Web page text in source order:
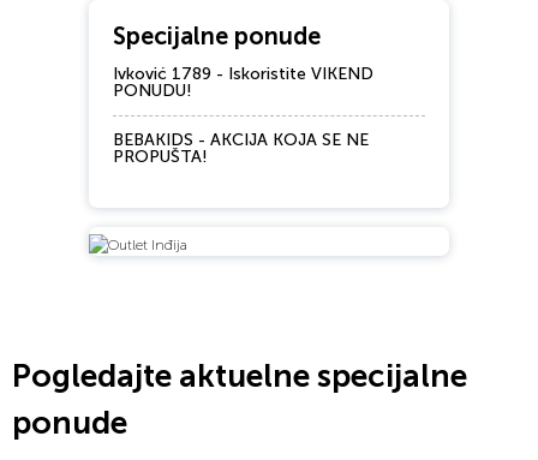
Specijalne ponude
Ivković 1789 - Iskoristite VIKEND
PONUDU!
BEBAKIDS - AKCIJA KOJA SE NE
PROPUŠTA!
Pogledajte aktuelne specijalne
ponude